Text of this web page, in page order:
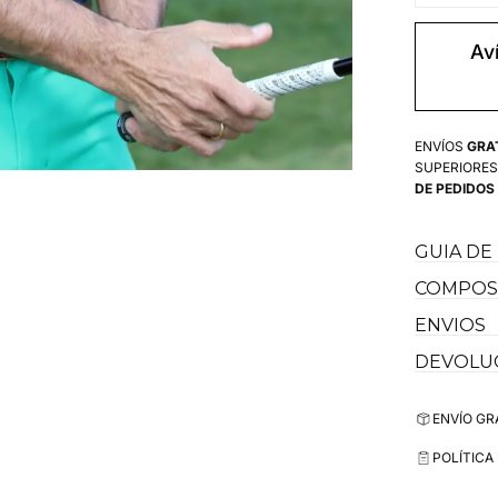
para
Técnico
ENVÍOS
DE
GUIA DE
ENVIOS
ENVÍO
POLÍTICA